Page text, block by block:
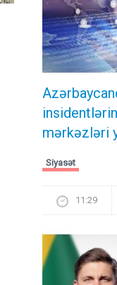
mərkəzləri
Siyasət
11:29